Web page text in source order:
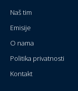
Naš tim
Emisije
O nama
Politika privatnosti
Kontakt